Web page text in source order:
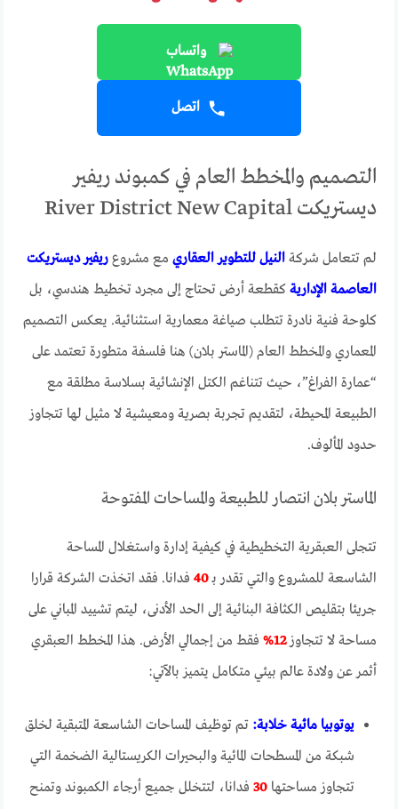
واتساب
اتصل
التصميم والمخطط العام في كمبوند ريفير
ديستريكت River District New Capital
لم تتعامل شركةالنيل للتطوير العقاري مع مشروعريفير ديستريكت
العاصمة الإدارية كقطعة أرض تحتاج إلى مجرد تخطيط هندسي، بل
كلوحة فنية نادرة تتطلب صياغة معمارية استثنائية. يعكس التصميم
المعماري والمخطط العام (الماستر بلان) هنا فلسفة متطورة تعتمد على
“عمارة الفراغ”، حيث تتناغم الكتل الإنشائية بسلاسة مطلقة مع
الطبيعة المحيطة، لتقديم تجربة بصرية ومعيشية لا مثيل لها تتجاوز
حدود المألوف.
الماستر بلان انتصار للطبيعة والمساحات المفتوحة
تتجلى العبقرية التخطيطية في كيفية إدارة واستغلال المساحة
الشاسعة للمشروع والتي تقدر بـ40 فدانا. فقد اتخذت الشركة قرارا
جريئا بتقليص الكثافة البنائية إلى الحد الأدنى، ليتم تشييد المباني على
مساحة لا تتجاوز12%
فقط من إجمالي الأرض. هذا المخطط العبقري
أثمر عن ولادة عالم بيئي متكامل يتميز بالآتي:
يوتوبيا مائية خلابة: تم توظيف المساحات الشاسعة المتبقية لخلق
شبكة من المسطحات المائية والبحيرات الكريستالية الضخمة التي
تتجاوز مساحتها30 فدانا، لتتخلل جميع أرجاء الكمبوند وتمنح